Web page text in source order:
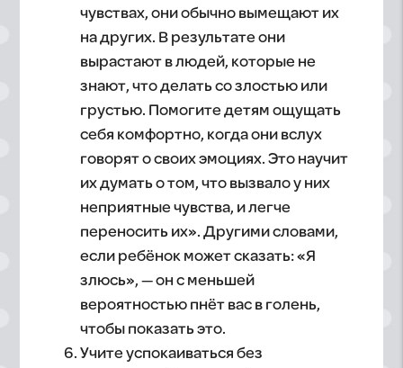
чувствах, они обычно вымещают их
на других. В результате они
вырастают в людей, которые не
знают, что делать со злостью или
грустью. Помогите детям ощущать
себя комфортно, когда они вслух
говорят о своих эмоциях. Это научит
их думать о том, что вызвало у них
неприятные чувства, и легче
переносить их». Другими словами,
если ребёнок может сказать: «Я
злюсь», — он с меньшей
вероятностью пнёт вас в голень,
чтобы показать это.
Учите успокаиваться без